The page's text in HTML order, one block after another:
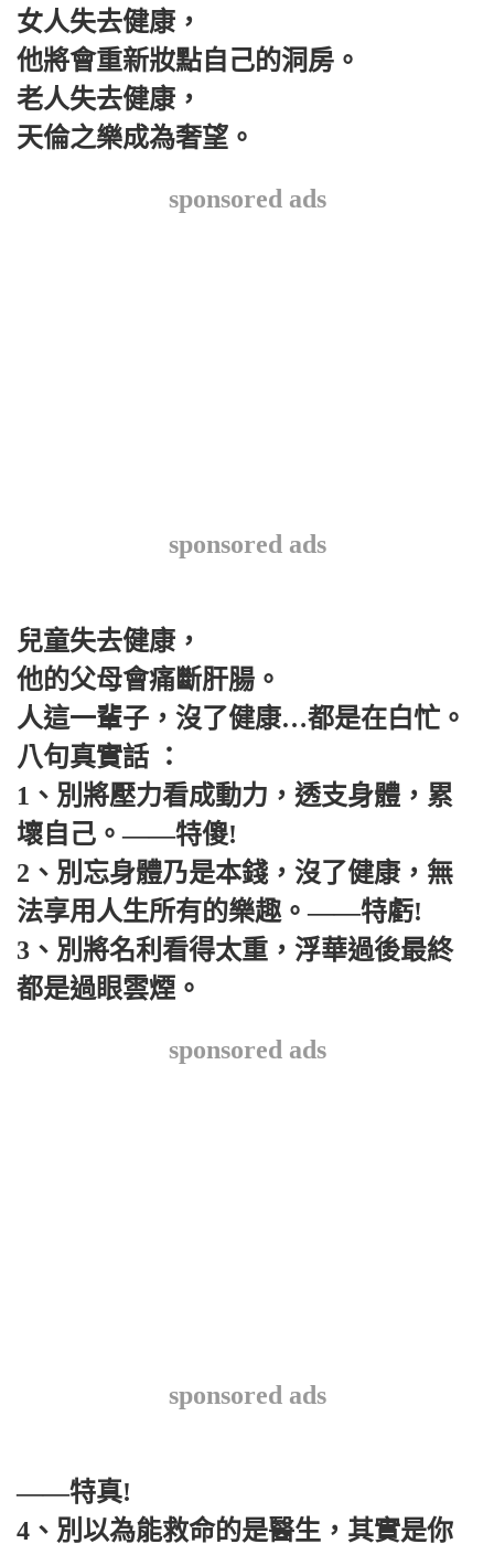
女人失去健康，
他將會重新妝點自己的洞房。
老人失去健康，
天倫之樂成為奢望。
sponsored ads
sponsored ads
兒童失去健康，
他的父母會痛斷肝腸。
人這一輩子，沒了健康…都是在白忙。
八句真實話 ：
1、別將壓力看成動力，透支身體，累
壞自己。——特傻!
2、別忘身體乃是本錢，沒了健康，無
法享用人生所有的樂趣。——特虧!
3、別將名利看得太重，浮華過後最終
都是過眼雲煙。
sponsored ads
sponsored ads
——特真!
4、別以為能救命的是醫生，其實是你